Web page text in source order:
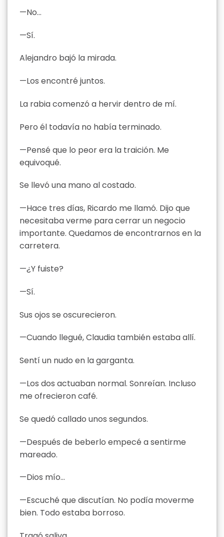
—No…
—Sí.
Alejandro bajó la mirada.
—Los encontré juntos.
La rabia comenzó a hervir dentro de mí.
Pero él todavía no había terminado.
—Pensé que lo peor era la traición. Me
equivoqué.
Se llevó una mano al costado.
—Hace tres días, Ricardo me llamó. Dijo que
necesitaba verme para cerrar un negocio
importante. Quedamos de encontrarnos en la
carretera.
—¿Y fuiste?
—Sí.
Sus ojos se oscurecieron.
—Cuando llegué, Claudia también estaba allí.
Sentí un nudo en la garganta.
—Los dos actuaban normal. Sonreían. Incluso
me ofrecieron café.
Se quedó callado unos segundos.
—Después de beberlo empecé a sentirme
mareado.
—Dios mío…
—Escuché que discutían. No podía moverme
bien. Todo estaba borroso.